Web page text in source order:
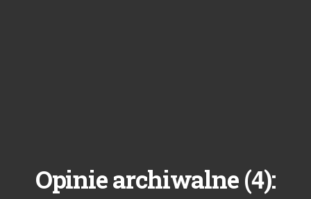
Opinie archiwalne (4):